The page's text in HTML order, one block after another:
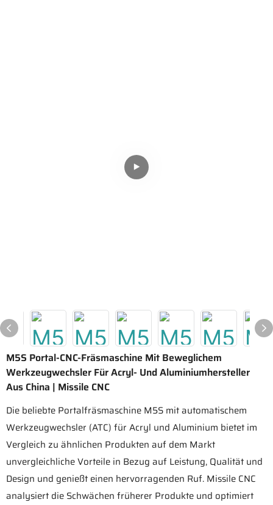
M5S Portal-CNC-Fräsmaschine Mit Beweglichem
Werkzeugwechsler Für Acryl- Und Aluminiumhersteller
Aus China | Missile CNC
Die beliebte Portalfräsmaschine M5S mit automatischem
Werkzeugwechsler (ATC) für Acryl und Aluminium bietet im
Vergleich zu ähnlichen Produkten auf dem Markt
unvergleichliche Vorteile in Bezug auf Leistung, Qualität und
Design und genießt einen hervorragenden Ruf. Missile CNC
analysiert die Schwächen früherer Produkte und optimiert